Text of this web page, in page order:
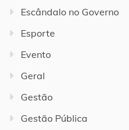
Escândalo no Governo
Esporte
Evento
Geral
Gestão
Gestão Pública